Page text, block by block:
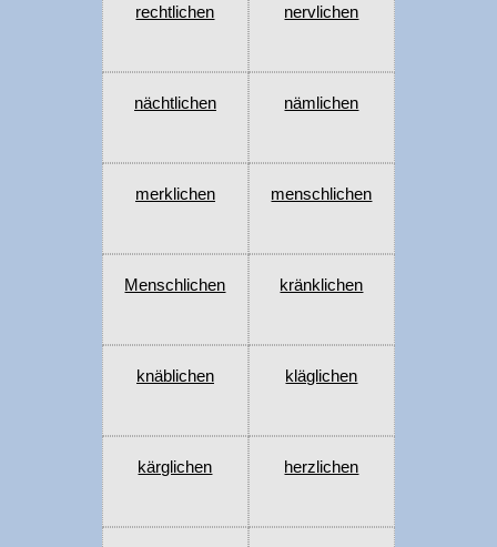
rechtlichen nervlichen
nächtlichen nämlichen
merklichen menschlichen
Menschlichen kränklichen
knäblichen kläglichen
kärglichen herzlichen